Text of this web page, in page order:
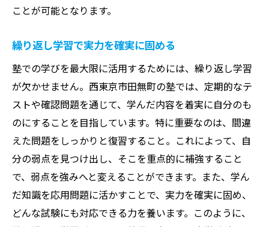
ことが可能となります。
繰り返し学習で実力を確実に固める
塾での学びを最大限に活用するためには、繰り返し学習
が欠かせません。西東京市田無町の塾では、定期的なテ
ストや確認問題を通じて、学んだ内容を着実に自分のも
のにすることを目指しています。特に重要なのは、間違
えた問題をしっかりと復習すること。これによって、自
分の弱点を見つけ出し、そこを重点的に補強すること
で、弱点を強みへと変えることができます。また、学ん
だ知識を応用問題に活かすことで、実力を確実に固め、
どんな試験にも対応できる力を養います。このように、